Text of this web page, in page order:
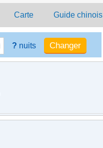
Carte Guide chinois
? nuits